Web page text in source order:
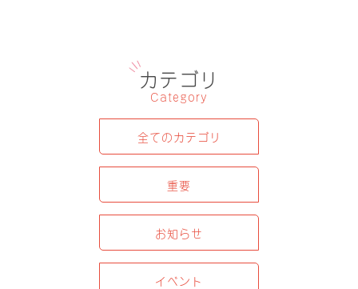
カテゴリ
Category
全てのカテゴリ
重要
お知らせ
イベント